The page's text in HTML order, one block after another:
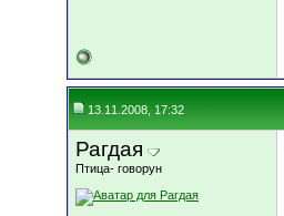
13.11.2008, 17:32
Рагдая
Птица- говорун